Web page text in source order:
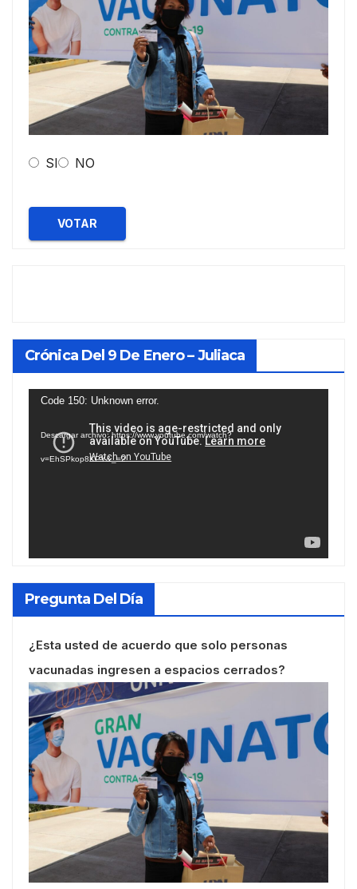
SI NO
VOTAR
Crónica Del 9 De Enero – Juliaca
Reproductor
vídeo
Code 150: Unknown error.
Descargar archivo: https://www.youtube.com/watch?
v=EhSPkop8KPY&_=2
Pregunta Del Día
¿Esta usted de acuerdo que solo personas
vacunadas ingresen a espacios cerrados?